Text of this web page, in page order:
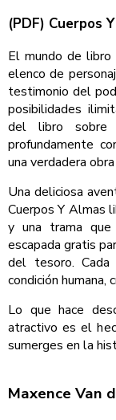
(PDF) Cuerpos
El mundo de libro
elenco de
testimonio del
posibilidades
del libro sobre
profundamente
una verdadera
Una deliciosa
Cuerpos Y Almas
y una trama
escapada gratis
del tesoro. Cada
condición humana,
Lo que hace
atractivo es el
sumerges en la
Maxence Van